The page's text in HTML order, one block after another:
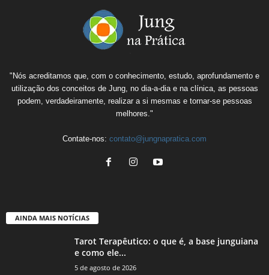
"Nós acreditamos que, com o conhecimento, estudo, aprofundamento e
utilização dos conceitos de Jung, no dia-a-dia e na clínica, as pessoas
podem, verdadeiramente, realizar a si mesmas e tornar-se pessoas
melhores."
Contate-nos: contato@jungnapratica.com
AINDA MAIS NOTÍCIAS
Tarot Terapêutico: o que é, a base junguiana
e como ele...
5 de agosto de 2026